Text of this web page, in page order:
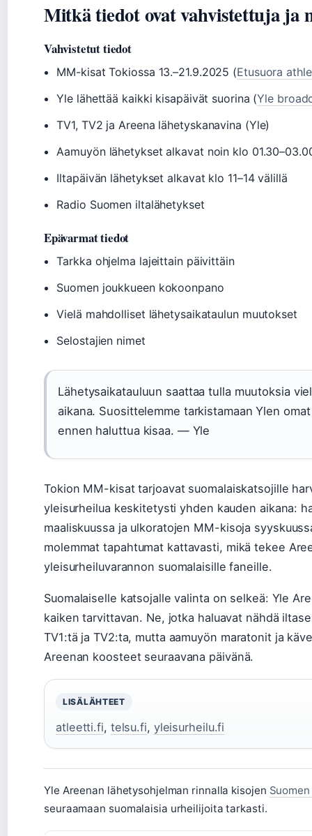
Mitkä tiedot ovat vahvistettuja ja
Vahvistetut tiedot
MM-kisat Tokiossa 13.–21.9.2025 (Etusuora
Yle lähettää kaikki kisapäivät suorina (Yle
TV1, TV2 ja Areena lähetyskanavina (Yle)
Aamuyön lähetykset alkavat noin klo
Iltapäivän lähetykset alkavat klo 11–14 välillä
Radio Suomen iltalähetykset
Epävarmat tiedot
Tarkka ohjelma lajeittain päivittäin
Suomen joukkueen kokoonpano
Vielä mahdolliset lähetysaikataulun muutokset
Selostajien nimet
Lähetysaikatauluun saattaa tulla muutoksia
aikana. Suosittelemme tarkistamaan Ylen
ennen haluttua kisaa. — Yle
Tokion MM-kisat tarjoavat suomalaiskatsojille
yleisurheilua keskitetysti yhden kauden aikana:
maaliskuussa ja ulkoratojen MM-kisoja
molemmat tapahtumat kattavasti, mikä tekee
yleisurheiluvarannon suomalaisille faneille.
Suomalaiselle katsojalle valinta on selkeä: Yle
kaiken tarvittavan. Ne, jotka haluavat nähdä
TV1:tä ja TV2:ta, mutta aamuyön maratonit ja
Areenan koosteet seuraavana päivänä.
LISÄLÄHTEET
atleetti.fi, telsu.fi, yleisurheilu.fi
Yle Areenan lähetysohjelman rinnalla kisojen
seuraamaan suomalaisia urheilijoita tarkasti.